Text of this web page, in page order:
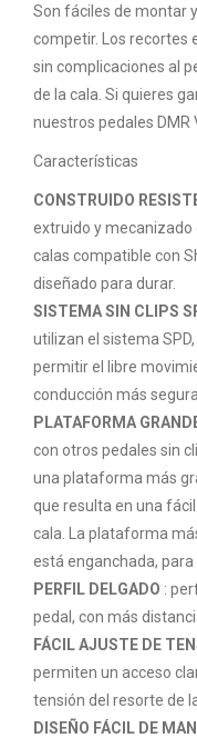
Son fáciles de montar
competir. Los recortes
sin complicaciones al
de la cala. Si quieres
nuestros pedales DMR
Características
CONSTRUIDO
extruido y mecanizado
calas compatible con
diseñado para durar.
SISTEMA SIN CLIPS
utilizan el sistema
permitir el libre
conducción más segura.
PLATAFORMA
con otros pedales sin
una plataforma más
que resulta en una
cala. La plataforma
está enganchada, para
PERFIL DELGADO :
pedal, con más
FÁCIL AJUSTE DE
permiten un acceso
tensión del resorte de
DISEÑO FÁCIL DE